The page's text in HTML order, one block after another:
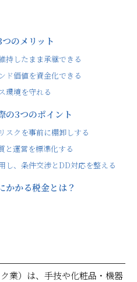
のメリット
持したまま承継できる
ド価値を資金化できる
環境を守れる
の3つのポイント
スクを事前に棚卸しする
と運営を標準化する
し、条件交渉とDD対応を整える
かかる税金とは？
業）は、手技や化粧品・機器